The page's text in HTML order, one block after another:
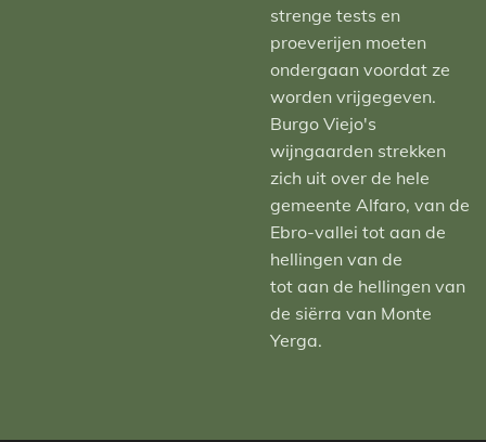
strenge tests en
proeverijen moeten
ondergaan voordat ze
worden vrijgegeven.
Burgo Viejo's
wijngaarden strekken
zich uit over de hele
gemeente Alfaro, van de
Ebro-vallei tot aan de
hellingen van de
tot aan de hellingen van
de siërra van Monte
Yerga.